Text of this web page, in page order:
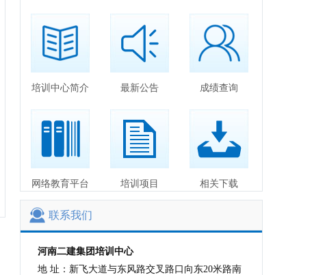
培训中心简介 最新公告 成绩查询
网络教育平台 培训项目 相关下载
联系我们
河南二建集团培训中心
地 址：新飞大道与东风路交叉路口向东20米路南